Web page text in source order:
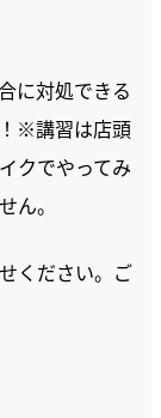
に対処できる
※講習は店頭
クでやってみ
ん。
ください。ご